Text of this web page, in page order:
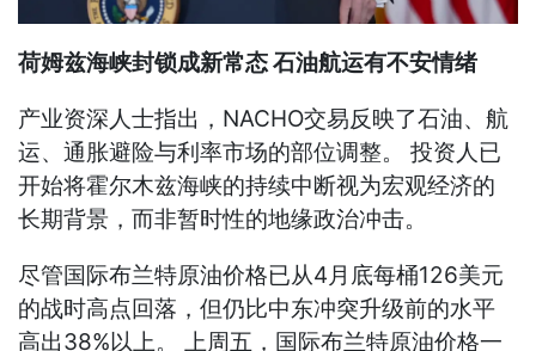
荷姆兹海峡封锁成新常态 石油航运有不安情绪
产业资深人士指出，NACHO交易反映了石油、航
运、通胀避险与利率市场的部位调整。 投资人已
开始将霍尔木兹海峡的持续中断视为宏观经济的
长期背景，而非暂时性的地缘政治冲击。
尽管国际布兰特原油价格已从4月底每桶126美元
的战时高点回落，但仍比中东冲突升级前的水平
高出38%以上。 上周五，国际布兰特原油价格一